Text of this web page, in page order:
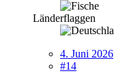
Länderflaggen
4. Juni 2026
#14